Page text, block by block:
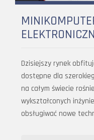
Dzisiejszy rynek
dostępne dla
na całym świecie
wykształconych
obsługiwać nowe